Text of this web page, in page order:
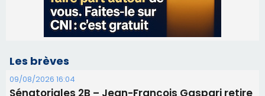
09/08/2026 11:04
Festa di l’Associi Curtinesi le 13 septembre
06/08/2026 15:57
Ucciani – Marché des producteurs à Cruculi le
11 août